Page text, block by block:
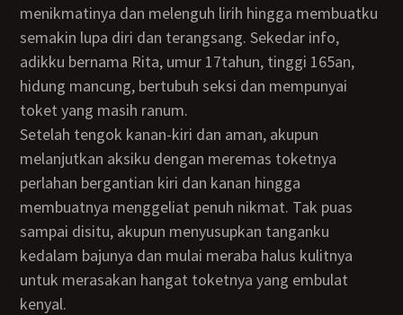
menikmatinya dan melenguh lirih hingga membuatku
semakin lupa diri dan terangsang. Sekedar info,
adikku bernama Rita, umur 17tahun, tinggi 165an,
hidung mancung, bertubuh seksi dan mempunyai
toket yang masih ranum.
Setelah tengok kanan-kiri dan aman, akupun
melanjutkan aksiku dengan meremas toketnya
perlahan bergantian kiri dan kanan hingga
membuatnya menggeliat penuh nikmat. Tak puas
sampai disitu, akupun menyusupkan tanganku
kedalam bajunya dan mulai meraba halus kulitnya
untuk merasakan hangat toketnya yang embulat
kenyal.